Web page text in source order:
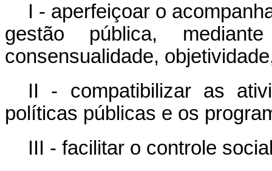
I - aperfeiçoar o
gestão pública,
consensualidade,
II - compatibilizar as
políticas públicas e os
III - facilitar o controle